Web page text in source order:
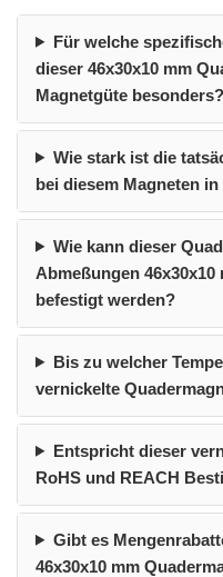
Für welche
dieser 46x30x10 mm
Magnetgüte besonders?
Wie stark ist die
bei diesem Magneten
Wie kann dieser
Abmeßungen
befestigt werden?
Bis zu welcher
vernickelte
Entspricht dieser
RoHS und REACH
Gibt es
46x30x10 mm